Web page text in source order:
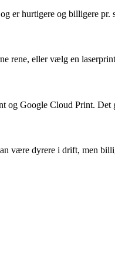
er hurtigere og billigere pr.
rene, eller vælg en
og Google Cloud Print.
være dyrere i drift, men